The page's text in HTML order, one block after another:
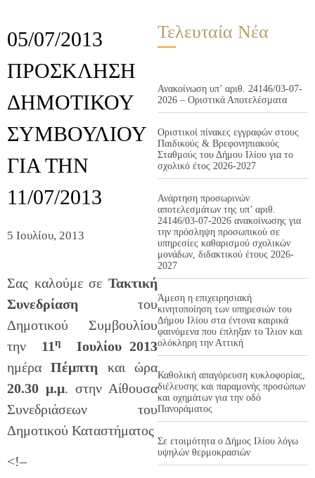
05/07/2013
ΠΡΟΣΚΛΗΣΗ
ΔΗΜΟΤΙΚΟΥ
ΣΥΜΒΟΥΛΙΟΥ
ΓΙΑ ΤΗΝ
11/07/2013
5 Ιουλίου, 2013
Σας καλούμε σε Τακτική
Συνεδρίαση του
Δημοτικού Συμβουλίου
την 11η
Ιουλίου 2013
ημέραΠέμπτη και ώρα
20.30 μ.μ. στην Αίθουσα
Συνεδριάσεων του
Δημοτικού Καταστήματος
<!–
Τελευταία Νέα
Ανακοίνωση υπ’ αριθ. 24146/03-07-
2026 – Οριστικά Αποτελέσματα
Οριστικοί πίνακες εγγραφών στους
Παιδικούς & Βρεφονηπιακούς
Σταθμούς του Δήμου Ιλίου για το
σχολικό έτος 2026-2027
Ανάρτηση προσωρινών
αποτελεσμάτων της υπ’ αριθ.
24146/03-07-2026 ανακοίνωσης για
την πρόσληψη προσωπικού σε
υπηρεσίες καθαρισμού σχολικών
μονάδων, διδακτικού έτους 2026-
2027
Άμεση η επιχειρησιακή
κινητοποίηση των υπηρεσιών του
Δήμου Ιλίου στα έντονα καιρικά
φαινόμενα που έπληξαν το Ίλιον και
ολόκληρη την Αττική
Καθολική απαγόρευση κυκλοφορίας,
διέλευσης και παραμονής προσώπων
και οχημάτων για την οδό
Πανοράματος
Σε ετοιμότητα ο Δήμος Ιλίου λόγω
υψηλών θερμοκρασιών